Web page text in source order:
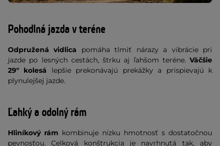
Pohodlná jazda v teréne
Odpružená vidlica pomáha tlmiť nárazy a vibrácie pri
jazde po lesných cestách, štrku aj ľahšom teréne. Väčšie
29" kolesá lepšie prekonávajú prekážky a prispievajú k
plynulejšej jazde.
Ľahký a odolný rám
Hliníkový rám kombinuje nízku hmotnosť s dostatočnou
pevnosťou. Celková konštrukcia je navrhnutá tak, aby